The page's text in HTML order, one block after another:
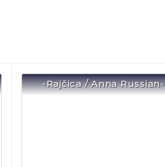
-Rajčica / Anna Russian-